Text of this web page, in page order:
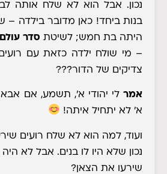
נכון. אבל הוא לא שלח אותה
בנות ביחד! כאן מדובר בילדה –
היתה בת חמש; לשיטת סדר עולם
– מי שולח ילדה כזאת עם
צדיקים של הדור???
אמר לי יהודי א', תשמע, אם
א' לא יתחיל איתה!
ועוד, למה הוא לא שלח רועים
נכון שלא היו לו בנים. אבל לא
שירעו את הצאן?